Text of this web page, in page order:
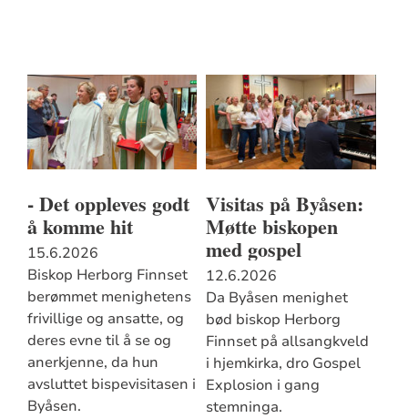
- Det oppleves godt
å komme hit
15.6.2026
Biskop Herborg Finnset
berømmet menighetens
frivillige og ansatte, og
deres evne til å se og
anerkjenne, da hun
avsluttet bispevisitasen i
Byåsen.
Visitas på Byåsen:
Møtte biskopen
med gospel
12.6.2026
Da Byåsen menighet
bød biskop Herborg
Finnset på allsangkveld
i hjemkirka, dro Gospel
Explosion i gang
stemninga.